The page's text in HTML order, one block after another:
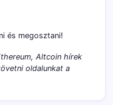
és megosztani!
Altcoin hírek
oldalunkat a